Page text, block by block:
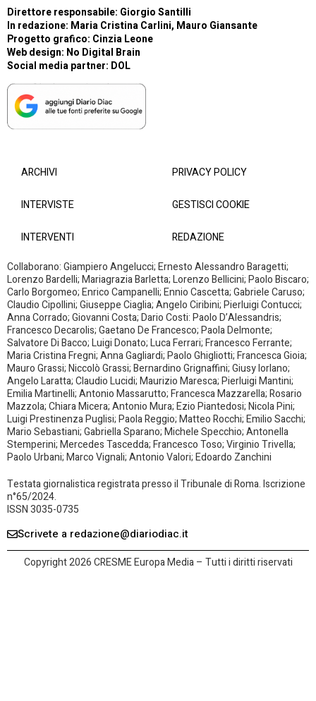
Direttore responsabile: Giorgio Santilli
In redazione: Maria Cristina Carlini, Mauro Giansante
Progetto grafico: Cinzia Leone
Web design: No Digital Brain
Social media partner: DOL
ARCHIVI
INTERVISTE
INTERVENTI
PRIVACY POLICY
GESTISCI COOKIE
REDAZIONE
Collaborano: Giampiero Angelucci; Ernesto Alessandro Baragetti;
Lorenzo Bardelli; Mariagrazia Barletta; Lorenzo Bellicini; Paolo Biscaro;
Carlo Borgomeo; Enrico Campanelli; Ennio Cascetta; Gabriele Caruso;
Claudio Cipollini; Giuseppe Ciaglia; Angelo Ciribini; Pierluigi Contucci;
Anna Corrado; Giovanni Costa; Dario Costi: Paolo D’Alessandris;
Francesco Decarolis; Gaetano De Francesco; Paola Delmonte;
Salvatore Di Bacco; Luigi Donato; Luca Ferrari; Francesco Ferrante;
Maria Cristina Fregni; Anna Gagliardi; Paolo Ghigliotti; Francesca Gioia;
Mauro Grassi; Niccolò Grassi; Bernardino Grignaffini; Giusy Iorlano;
Angelo Laratta; Claudio Lucidi; Maurizio Maresca; Pierluigi Mantini;
Emilia Martinelli; Antonio Massarutto; Francesca Mazzarella; Rosario
Mazzola; Chiara Micera; Antonio Mura; Ezio Piantedosi; Nicola Pini;
Luigi Prestinenza Puglisi; Paola Reggio; Matteo Rocchi; Emilio Sacchi;
Mario Sebastiani; Gabriella Sparano; Michele Specchio; Antonella
Stemperini; Mercedes Tascedda; Francesco Toso; Virginio Trivella;
Paolo Urbani; Marco Vignali; Antonio Valori; Edoardo Zanchini
Testata giornalistica registrata presso il Tribunale di Roma. Iscrizione
n°65/2024.
ISSN 3035-0735
Scrivete a redazione@diariodiac.it
Copyright 2026 CRESME Europa Media – Tutti i diritti riservati